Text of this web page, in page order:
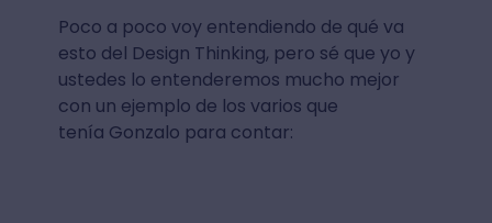
Poco a poco voy entendiendo de qué va
esto del Design Thinking, pero sé que yo y
ustedes lo entenderemos mucho mejor
con un ejemplo de los varios que
tenía Gonzalo para contar: